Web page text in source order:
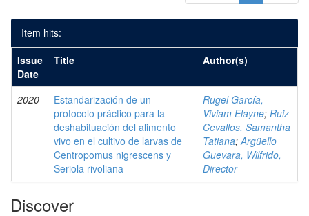
Item hits:
Issue
Date
Title Author(s)
2020
Estandarización de un
protocolo práctico para la
deshabituación del alimento
vivo en el cultivo de larvas de
Centropomus nigrescens y
Seriola rivoliana
Rugel García,
Viviam Elayne; Ruiz
Cevallos, Samantha
Tatiana;Argüello
Guevara, Wilfrido,
Director
Discover